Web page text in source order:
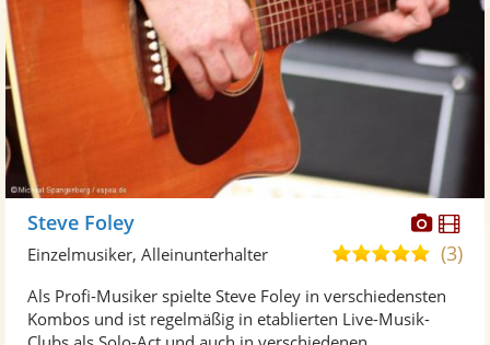
Fotos
Steve Foley
5,0
5
(3)
Einzelmusiker, Alleinunterhalter
Als Profi-Musiker spielte Steve Foley in verschiedensten
Kombos und ist regelmäßig in etablierten Live-Musik-